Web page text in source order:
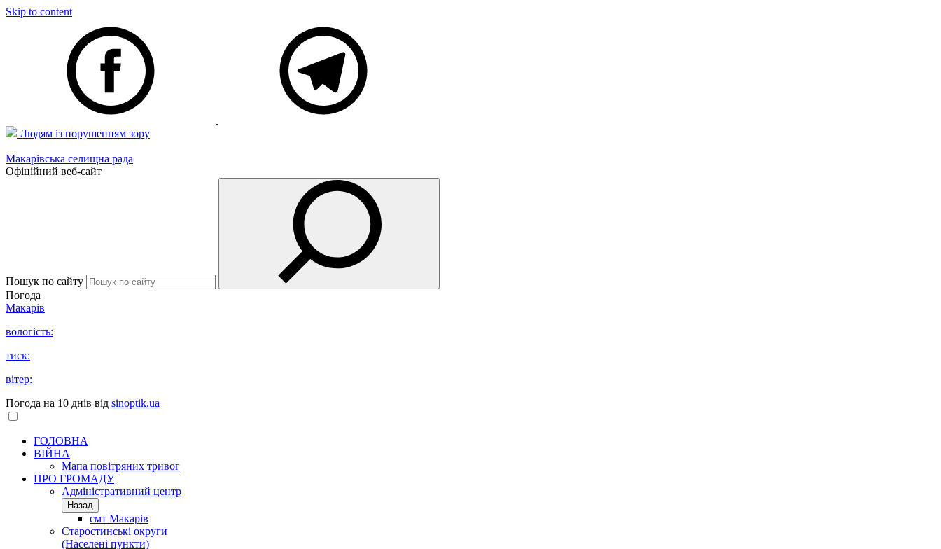
Skip to content
Людям із порушенням зору
Макарівська селищна рада
Офіційний веб-сайт
Пошук по сайту
Погода
Макарів
вологість:
тиск:
вітер:
Погода на 10 днів від sinoptik.ua
ГОЛОВНА
ВІЙНА
Мапа повітряних тривог
ПРО ГРОМАДУ
Aдміністративний центр
Назад
смт Макарів
Старостинські округи
(Населені пункти)